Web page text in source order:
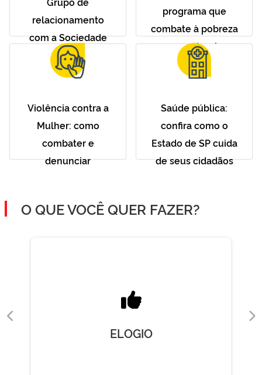
relacionamento
com a Sociedade
programa que
combate à pobreza
menstrual
Violência contra a
Mulher: como
combater e
denunciar
Saúde pública:
confira como o
Estado de SP cuida
de seus cidadãos
O QUE VOCÊ QUER FAZER?
ELOGIO